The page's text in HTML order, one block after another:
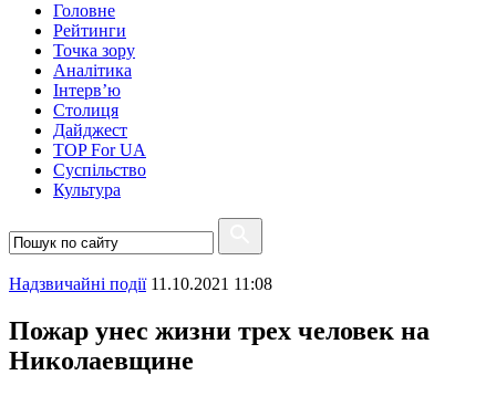
Головне
Рейтинги
Точка зору
Аналітика
Інтерв’ю
Столиця
Дайджест
TOP For UA
Суспiльство
Культура
Надзвичайні події 11.10.2021 11:08
Пожар унес жизни трех человек на
Николаевщине